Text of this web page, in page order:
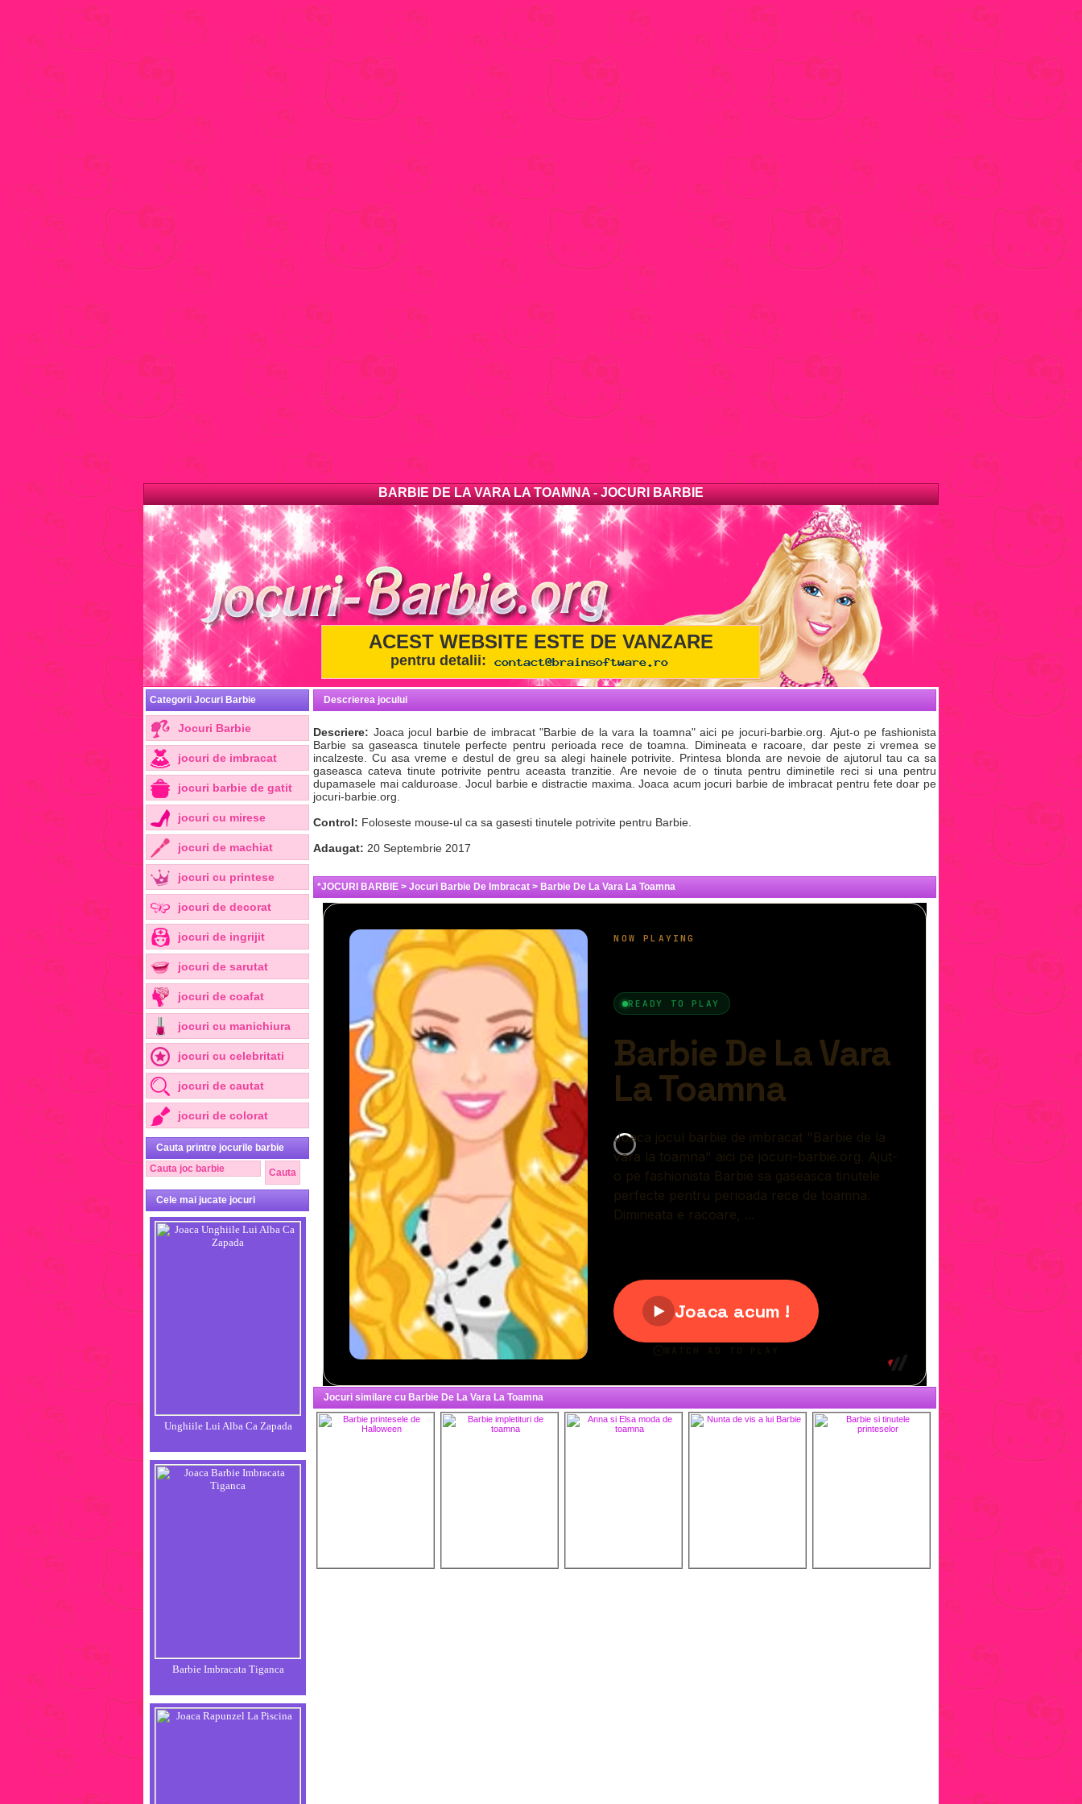
BARBIE DE LA VARA LA TOAMNA - JOCURI BARBIE
ACEST WEBSITE ESTE DE VANZARE
pentru detalii:
Categorii Jocuri Barbie
Jocuri Barbie
jocuri de imbracat
jocuri barbie de gatit
jocuri cu mirese
jocuri de machiat
jocuri cu printese
jocuri de decorat
jocuri de ingrijit
jocuri de sarutat
jocuri de coafat
jocuri cu manichiura
jocuri cu celebritati
jocuri de cautat
jocuri de colorat
Cauta printre jocurile barbie
Cele mai jucate jocuri
Unghiile Lui Alba Ca Zapada
Barbie Imbracata Tiganca
Descrierea jocului
Descriere: Joaca jocul barbie de imbracat "Barbie de la vara la toamna" aici pe jocuri-barbie.org. Ajut-o pe fashionista
Barbie sa gaseasca tinutele perfecte pentru perioada rece de toamna. Dimineata e racoare, dar peste zi vremea se
incalzeste. Cu asa vreme e destul de greu sa alegi hainele potrivite. Printesa blonda are nevoie de ajutorul tau ca sa
gaseasca cateva tinute potrivite pentru aceasta tranzitie. Are nevoie de o tinuta pentru diminetile reci si una pentru
dupamasele mai calduroase. Jocul barbie e distractie maxima. Joaca acum jocuri barbie de imbracat pentru fete doar pe
jocuri-barbie.org.
Control: Foloseste mouse-ul ca sa gasesti tinutele potrivite pentru Barbie.
Adaugat: 20 Septembrie 2017
*JOCURI BARBIE > Jocuri Barbie De Imbracat > Barbie De La Vara La Toamna
Jocuri similare cu Barbie De La Vara La Toamna